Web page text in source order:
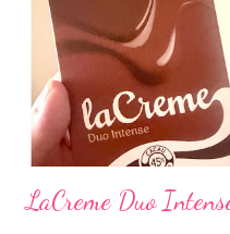
com os ácidos. Forma
TÓPICO SOLUÇÃO é
frascos de 120 ml. USO
Cada ml contém: Eritromicina
LaCreme Duo